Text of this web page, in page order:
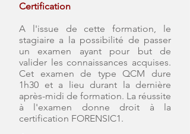
Certification
A l'issue de cette formation, le
stagiaire a la possibilité de passer
un examen ayant pour but de
valider les connaissances acquises.
Cet examen de type QCM dure
1h30 et a lieu durant la dernière
après-midi de formation. La réussite
à l'examen donne droit à la
certification FORENSIC1.